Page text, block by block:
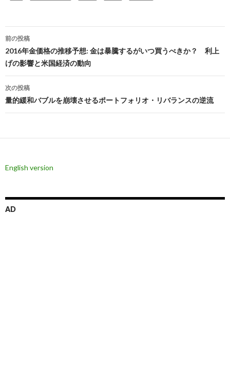
投
稿
ナ
ビ
ゲ
シ
前の投稿
2016年金価格の推移予想: 金は暴騰するがいつ買うべきか？ 利上
げの影響と米国経済の動向
次の投稿
量的緩和バブルを崩壊させるポートフォリオ・リバランスの逆流
English version
AD